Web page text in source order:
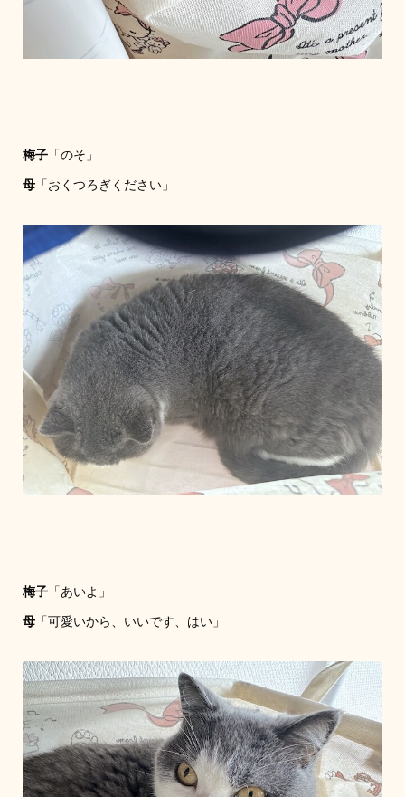
梅子「のそ」
母「おくつろぎください」
梅子「あいよ」
母「可愛いから、いいです、はい」